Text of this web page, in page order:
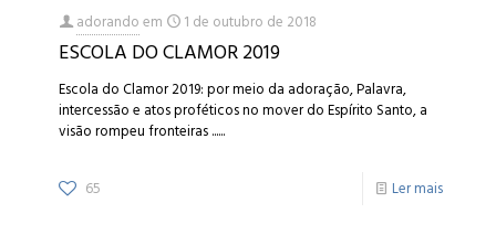
adorandoem 1 de outubro de 2018
ESCOLA DO CLAMOR 2019
Escola do Clamor 2019: por meio da adoração, Palavra,
intercessão e atos proféticos no mover do Espírito Santo, a
visão rompeu fronteiras ......
65 Ler mais